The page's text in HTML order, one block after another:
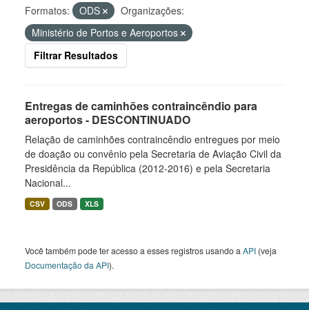
Formatos:
ODS
Organizações:
Ministério de Portos e Aeroportos
Filtrar Resultados
Entregas de caminhões contraincêndio para
aeroportos - DESCONTINUADO
Relação de caminhões contraincêndio entregues por meio
de doação ou convênio pela Secretaria de Aviação Civil da
Presidência da República (2012-2016) e pela Secretaria
Nacional...
CSV ODS XLS
Você também pode ter acesso a esses registros usando a API (veja
Documentação da API).